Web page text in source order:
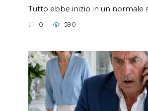
Tutto ebbe inizio in un normale
0 590